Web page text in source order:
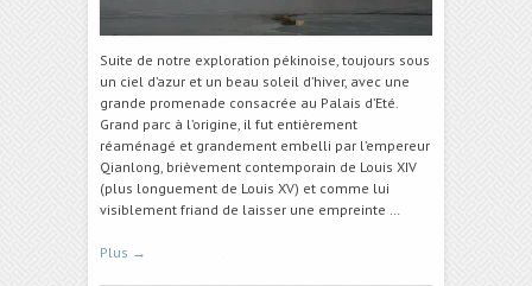
Suite de notre exploration pékinoise, toujours sous
un ciel d’azur et un beau soleil d’hiver, avec une
grande promenade consacrée au Palais d’Eté.
Grand parc à l’origine, il fut entièrement
réaménagé et grandement embelli par l’empereur
Qianlong, brièvement contemporain de Louis XIV
(plus longuement de Louis XV) et comme lui
visiblement friand de laisser une empreinte …
Plus →